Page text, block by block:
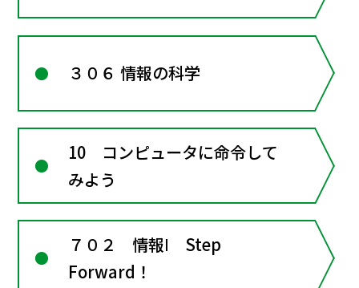
３０６ 情報の科学
10 コンピュータに命令して
みよう
７０２ 情報Ⅰ Step
Forward！